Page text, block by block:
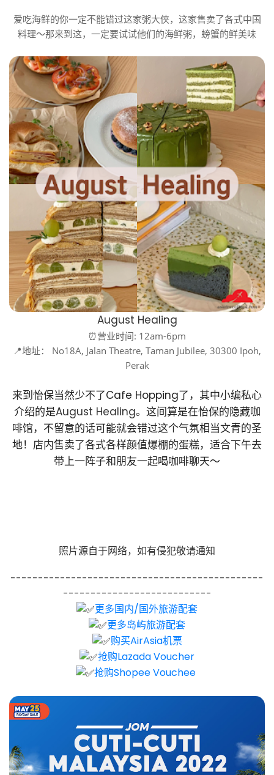
爱吃海鲜的你一定不能错过这家粥大侠，这家售卖了各式中国
料理～那来到这，一定要试试他们的海鲜粥，螃蟹的鲜美味
August Healing
⏰营业时间: 12am-6pm
📍地址： No18A, Jalan Theatre, Taman Jubilee, 30300 Ipoh,
Perak
来到怡保当然少不了Cafe Hopping了，其中小编私心
介绍的是August Healing。这间算是在怡保的隐藏咖
啡馆，不留意的话可能就会错过这个气氛相当文青的圣
地！店内售卖了各式各样颜值爆棚的蛋糕，适合下午去
带上一阵子和朋友一起喝咖啡聊天～
照片源自于网络，如有侵犯敬请通知
----------------------------------------------
---------------------------
更多国内/国外旅游配套
更多岛屿旅游配套
购买AirAsia机票
抢购Lazada Voucher
抢购Shopee Vouchee